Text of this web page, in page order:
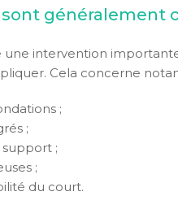
généralement
une intervention
Cela concerne
;
;
;
;
du court.